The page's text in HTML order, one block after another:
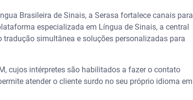
Brasileira de Sinais, a Serasa fortalece canais para
especializada em Língua de Sinais, a central
simultânea e soluções personalizadas para
cujos intérpretes são habilitados a fazer o contato
atender o cliente surdo no seu próprio idioma em